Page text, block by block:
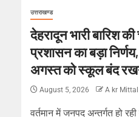
उत्तराखण्ड
देहरादून भारी बारिश
प्रशासन का बड़ा
अगस्त को स्कूल बंद रखने
August 5, 2026 A kr Mittal
वर्तमान में जनपद अन्तर्गत हो